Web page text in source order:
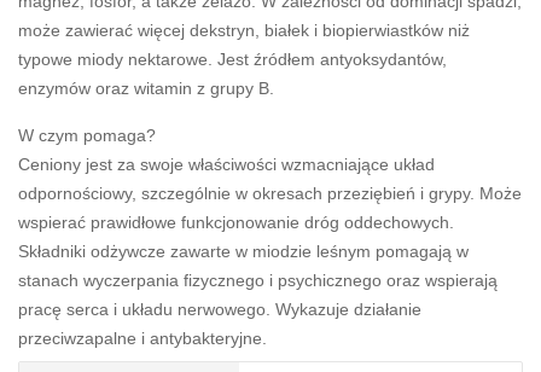
może zawierać więcej dekstryn, białek i biopierwiastków niż
typowe miody nektarowe. Jest źródłem antyoksydantów,
enzymów oraz witamin z grupy B.
W czym pomaga?
Ceniony jest za swoje właściwości wzmacniające układ
odpornościowy, szczególnie w okresach przeziębień i grypy. Może
wspierać prawidłowe funkcjonowanie dróg oddechowych.
Składniki odżywcze zawarte w miodzie leśnym pomagają w
stanach wyczerpania fizycznego i psychicznego oraz wspierają
pracę serca i układu nerwowego. Wykazuje działanie
przeciwzapalne i antybakteryjne.